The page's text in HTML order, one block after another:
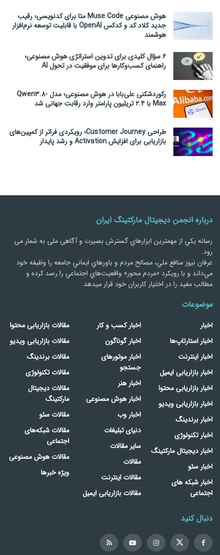
هوش مصنوعی Muse Code متا برای کدنویسی؛ رقیب
جدید کلاد کد و کدکس OpenAI با قابلیت توسعه نرم‌افزار
هوشمند
۶ سؤال کلیدی برای تدوین استراتژی هوش مصنوعی؛
راهنمای کسب‌وکارها برای موفقیت در تحول AI
رکوردشکنی علی‌بابا در هوش مصنوعی؛ مدل Qwen3.8-
Max با ۲.۴ تریلیون پارامتر وارد رقابت جهانی شد
طراحی Customer Journey؛ رویکردی فراتر از کمپین‌های
بازاریابی برای افزایش Activation و رشد پایدار
درباره انجمن دیجیتال مارکتینگ ایران
رسانه يكي از مهمترین ابزارهاي گسترش بصیرت و آگاهی ملی به شمار می
رود.
عرفان نیوز منافع ملي، مصالح مردم و باورهاي ايماني جامعه را وظيفه خود
مي‌داند و با رويكرد «مردم‌ محور» واقعيت‌هاي اجتماعي را رصد کرده و
مطالب مفید را در اختیار کاربران خود قرار میدهد.
موضوعات
اخبار
اخبار استارتاپ‌ها
اخبار اینترنت
اخبار بازاریابی ایمیل
اخبار بازاریابی محتوا
اخبار بازاریابی ویدیو
اخبار برندینگ
اخبار تکنولوژی
اخبار دیجیتال مارکتینگ
اخبار سئو
اخبار شبکه های
اجتماعی
اخبار کسب و کار
اخبار گوناگون
اخبار موتورهای
جستجو
اخبار هنر
اخبار هوش مصنوعی
اخبار وب
دنیای تبلیغات
سایر مقالات
مقالات
مقالات اینترنت
مقالات بازاریابی ایمیل
مقالات بازاریابی محتوا
مقالات بازاریابی ویدیو
مقالات برندینگ
مقالات تکنولوژی
مقالات دیجیتال
مارکتینگ
مقالات سئو
مقالات شبکه‌های
اجتماعی
مقالات هوش مصنوعی
ویژه خبرها
دنبال کنید